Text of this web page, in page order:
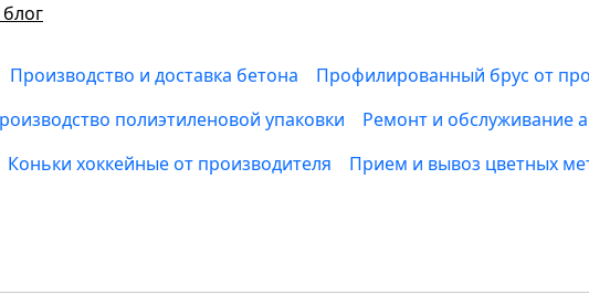
Производство и доставка бетона
Профилированный брус от
полиэтиленовой упаковки
Ремонт и обслуживание
Коньки хоккейные от производителя
Прием и вывоз цветных